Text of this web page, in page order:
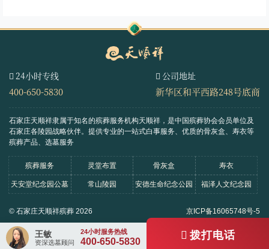
24小时专线
400-650-5830
公司地址
新华区和平西路248号底商
石家庄天顺祥隶属于知名的殡葬服务机构天顺祥，是中国殡葬协会会员单位及
石家庄各陵园战略伙伴。 提供专业的一站式白事服务、优质的骨灰盒、寿衣等
殡葬产品、选墓服务
殡葬服务 灵堂布置 骨灰盒 寿衣
天安堂纪念园公墓 常山陵园 安德生命纪念公园 福泽人文纪念园
© 石家庄天顺祥殡葬 2026 京ICP备16065748号-5
王敏
资深选墓顾问 400-650-5830
拨打电话